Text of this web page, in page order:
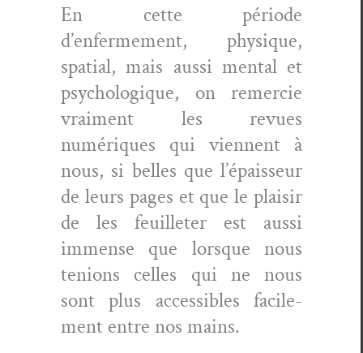
En cette péri­ode
d’enfermement, physique,
spa­tial, mais aus­si men­tal et
psy­chologique, on remer­cie
vrai­ment les revues
numériques qui vien­nent à
nous, si belles que l’épaisseur
de leurs pages et que le plaisir
de les feuil­leter est aus­si
immense que lorsque nous
tenions celles qui ne nous
sont plus acces­si­bles facile­
ment entre nos mains.